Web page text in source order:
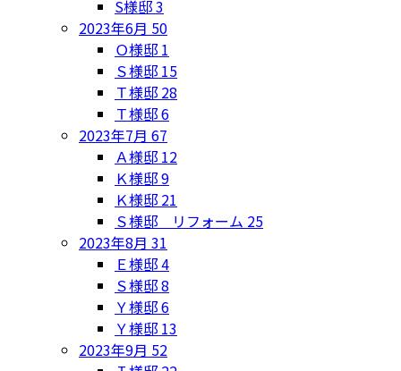
S様邸3
2023年6月 50
Ｏ様邸 1
Ｓ様邸 15
Ｔ様邸 28
Ｔ様邸6
2023年7月 67
Ａ様邸 12
Ｋ様邸9
Ｋ様邸 21
Ｓ様邸 リフォーム 25
2023年8月 31
Ｅ様邸4
Ｓ様邸8
Ｙ様邸6
Ｙ様邸 13
2023年9月 52